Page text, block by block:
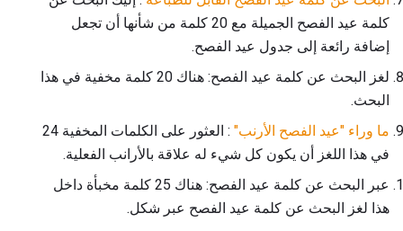
كلمة عيد الفصح الجميلة مع 20 كلمة من شأنها أن تجعل
إضافة رائعة إلى جدول عيد الفصح.
لغز البحث عن كلمة عيد الفصح: هناك 20 كلمة مخفية في هذا
البحث.
ما وراء "عيد الفصح الأرنب"
: العثور على الكلمات المخفية 24
في هذا اللغز أن يكون كل شيء له علاقة بالأرانب الفعلية.
عبر البحث عن كلمة عيد الفصح: هناك 25 كلمة مخبأة داخل
هذا لغز البحث عن كلمة عيد الفصح عبر شكل.